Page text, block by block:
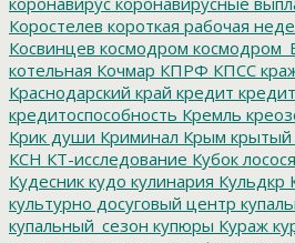
Коростелев короткая рабочая
Косвинцев космодром
котельная Кочмар КПРФ КПСС
Краснодарский край кредит
кредитоспособность Кремль
Крик души Криминал Крым крытый
КСН КТ-исследование Кубок лосося
Кудесник кудо кулинария Кульдкр
культурно досуговый центр
купальный_сезон купюры Кураж